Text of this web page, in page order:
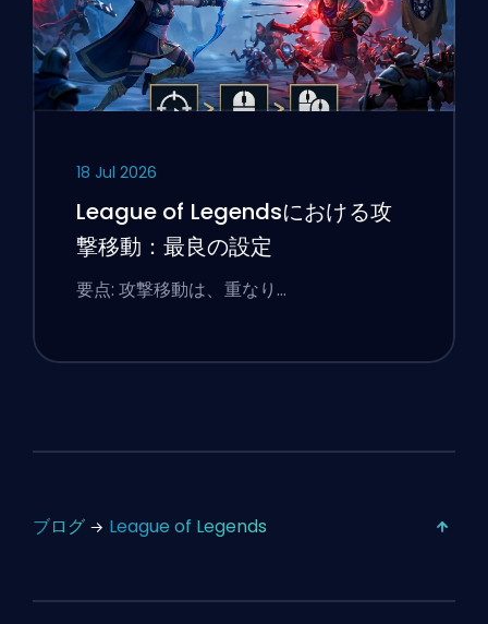
18 Jul 2026
League of Legendsにおける攻
撃移動：最良の設定
要点: 攻撃移動は、重なり…
ブログ League of Legends